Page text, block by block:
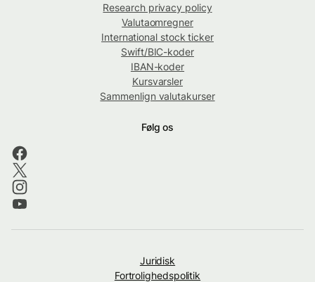
Research privacy policy
Valutaomregner
International stock ticker
Swift/BIC-koder
IBAN-koder
Kursvarsler
Sammenlign valutakurser
Følg os
Juridisk
Fortrolighedspolitik